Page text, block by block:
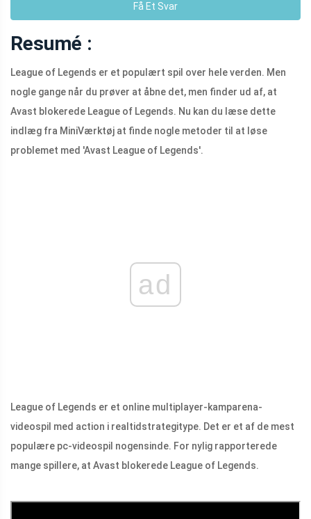
Få Et Svar
Resumé :
League of Legends er et populært spil over hele verden. Men
nogle gange når du prøver at åbne det, men finder ud af, at
Avast blokerede League of Legends. Nu kan du læse dette
indlæg fra MiniVærktøj at finde nogle metoder til at løse
problemet med 'Avast League of Legends'.
ad
League of Legends er et online multiplayer-kamparena-
videospil med action i realtidstrategitype. Det er et af de mest
populære pc-videospil nogensinde. For nylig rapporterede
mange spillere, at Avast blokerede League of Legends.